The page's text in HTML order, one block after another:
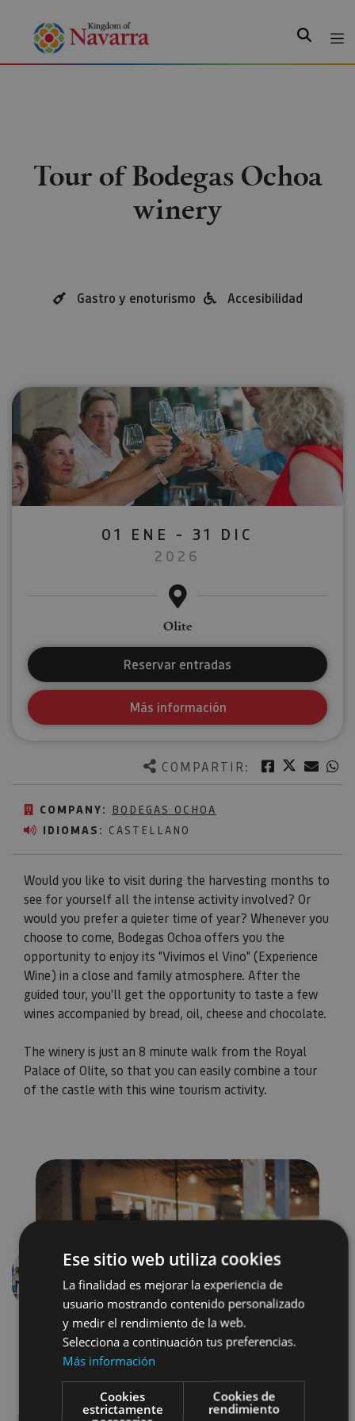
Search
Tour of Bodegas Ochoa
winery
Gastro y enoturismo Accesibilidad
COMPARTIR: Facebook
Twitter
COMPANY: BODEGAS OCHOA
IDIOMAS: CASTELLANO
Would you like to visit during the harvesting months to
see for yourself all the intense activity involved? Or
would you prefer a quieter time of year? Whenever you
choose to come, Bodegas Ochoa offers you the
opportunity to enjoy its "Vivimos el Vino" (Experience
Wine) in a close and family atmosphere. After the
guided tour, you'll get the opportunity to taste a few
wines accompanied by bread, oil, cheese and chocolate.
The winery is just an 8 minute walk from the Royal
Palace of Olite, so that you can easily combine a tour
of the castle with this wine tourism activity.
01 ENE - 31 DIC
2026
Olite
Reservar entradas
Más información
Previous
Ese sitio web utiliza cookies
La finalidad es mejorar la experiencia de
usuario mostrando contenido personalizado
y medir el rendimiento de la web.
Selecciona a continuación tus preferencias.
Más información
Cookies
estrictamente
Cookies de
rendimiento